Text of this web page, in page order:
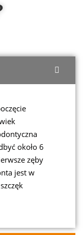
około 6
zęby
jest w